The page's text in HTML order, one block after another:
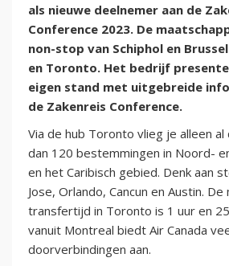
als nieuwe deelnemer aan de
Conference 2023. De
non-stop van Schiphol en
en Toronto. Het bedrijf
eigen stand met uitgebreide
de Zakenreis Conference.
Via de hub Toronto vlieg je alleen
dan 120 bestemmingen in Noord-
en het Caribisch gebied. Denk aan
Jose, Orlando, Cancun en Austin. De
transfertijd in Toronto is 1 uur en
vanuit Montreal biedt Air Canada
doorverbindingen aan.